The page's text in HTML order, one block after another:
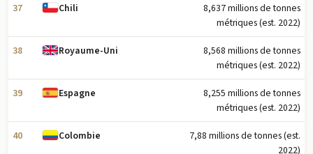
37 Chili
8,637 millions de tonnes
métriques (est. 2022)
38 Royaume-Uni
8,568 millions de tonnes
métriques (est. 2022)
39 Espagne
8,255 millions de tonnes
métriques (est. 2022)
40 Colombie
7,88 millions de tonnes (est.
2022)